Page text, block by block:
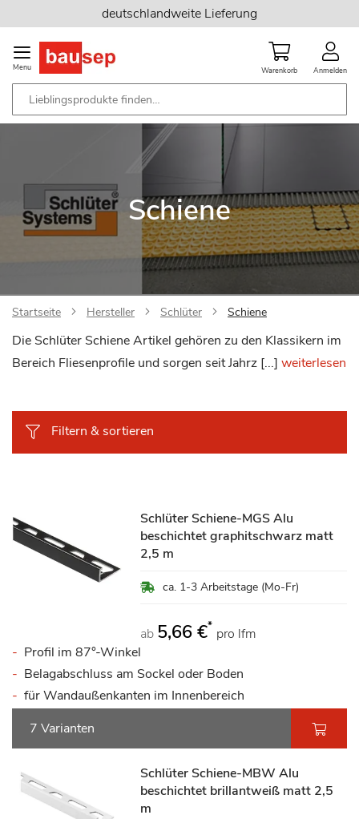
Inhalt
springen
deutschlandweite Lieferung
Menu Warenkorb Anmelden
Schiene
Startseite Hersteller Schlüter Schiene
Die Schlüter Schiene Artikel gehören zu den Klassikern im
Bereich Fliesenprofile und sorgen seit Jahrz [...] weiterlesen
Filtern & sortieren
Schlüter Schiene-MGS Alu
beschichtet graphitschwarz matt
2,5 m
ca. 1-3 Arbeitstage (Mo-Fr)
ab 5,66 €* pro lfm
Profil im 87°-Winkel
Belagabschluss am Sockel oder Boden
für Wandaußenkanten im Innenbereich
7 Varianten
Schlüter Schiene-MBW Alu
beschichtet brillantweiß matt 2,5
m